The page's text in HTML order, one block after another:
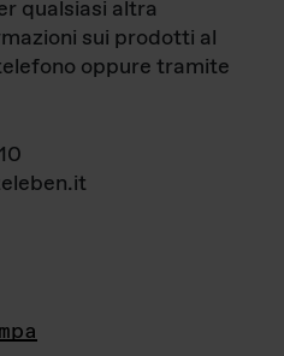
qualsiasi altra
sui prodotti al
oppure tramite